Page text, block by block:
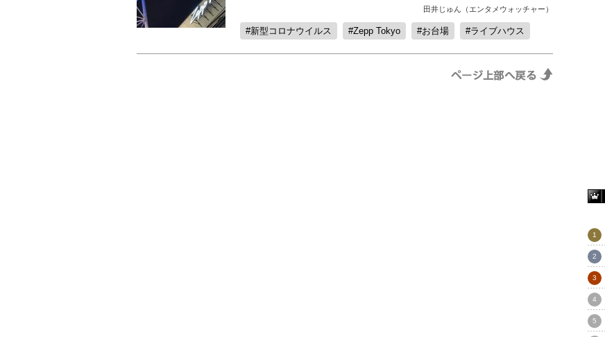
田井じゅん（エンタメウォッチャー）
新型コロナウイルス Zepp Tokyo お台場 ライブハウス